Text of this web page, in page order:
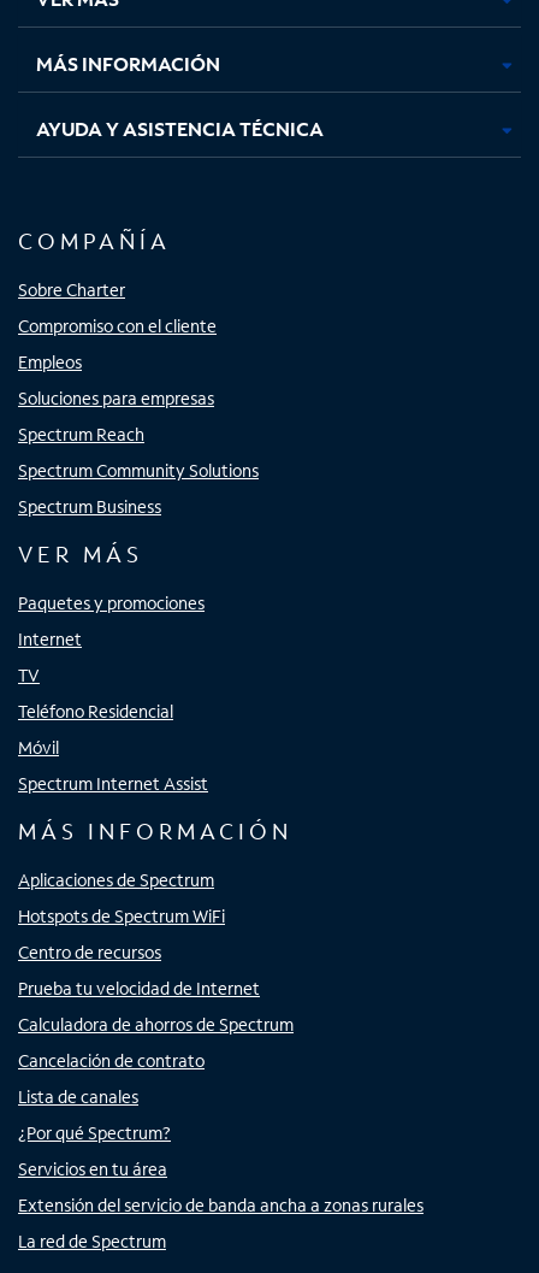
nuevanuevanuevanueva
MÁS INFORMACIÓN
AYUDA Y ASISTENCIA TÉCNICA
COMPAÑÍA
Sobre Charter
Compromiso con el cliente
Empleos
Soluciones para empresas
Spectrum Reach
Spectrum Community Solutions
Spectrum Business
VER MÁS
Paquetes y promociones
Internet
TV
Teléfono Residencial
Móvil
Spectrum Internet Assist
MÁS INFORMACIÓN
Aplicaciones de Spectrum
Hotspots de Spectrum WiFi
Centro de recursos
Prueba tu velocidad de Internet
Calculadora de ahorros de Spectrum
Cancelación de contrato
Lista de canales
¿Por qué Spectrum?
Servicios en tu área
Extensión del servicio de banda ancha a zonas rurales
La red de Spectrum